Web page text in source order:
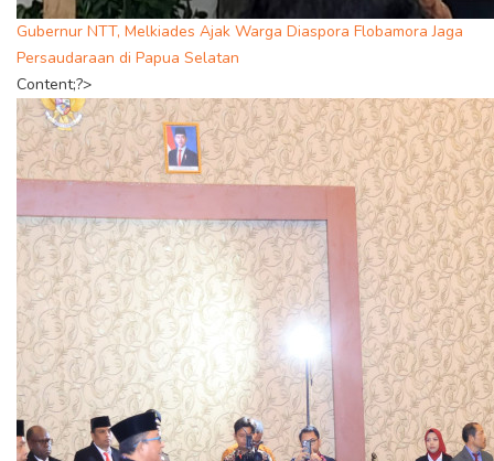
Gubernur NTT, Melkiades Ajak Warga Diaspora Flobamora Jaga
Persaudaraan di Papua Selatan
Content;?>